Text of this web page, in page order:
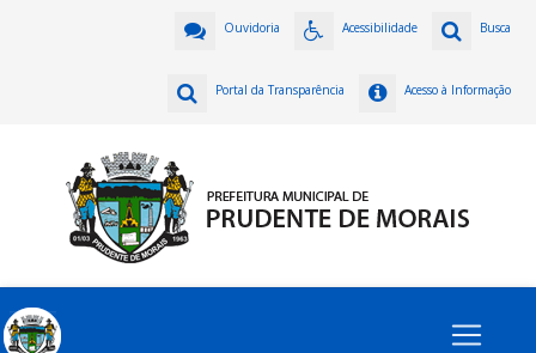
Busca
Acessibilidade
Ouvidoria
Acesso à Informação
Portal da Transparência